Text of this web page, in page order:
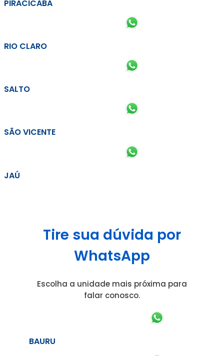
PIRACICABA
RIO CLARO
SALTO
SÃO VICENTE
JAÚ
Tire sua dúvida por
WhatsApp
Escolha a unidade mais próxima para
falar conosco.
BAURU